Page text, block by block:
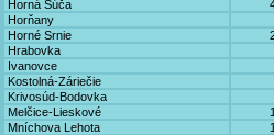
Horná Súča
Horňany
Horné Srnie
Hrabovka
Ivanovce
Kostolná-Záriečie
Krivosúd-Bodovka
Melčice-Lieskové
Mníchova Lehota